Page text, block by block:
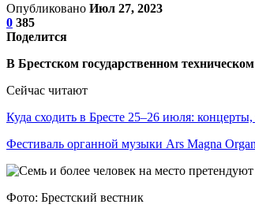
Опубликовано Июл 27, 2023
0 385
Поделится
В Брестском государственном
Сейчас читают
Куда сходить в Бресте 25–26 июля:
Фестиваль органной музыки Ars Magna
Фото: Брестский вестник